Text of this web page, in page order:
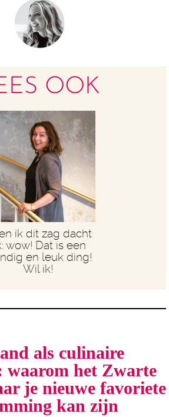
OOK
ik dit zag dacht
wow! Dat is een
en leuk ding!
Wil ik!
als culinaire
waarom het Zwarte
je nieuwe favoriete
kan zijn